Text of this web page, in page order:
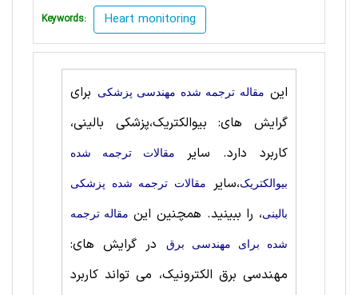
Keywords: Heart monitoring
این مقاله ترجمه شده مهندسی پزشکی
برای
گرایش های: بیوالکتریک،پزشکی بالینی،
کاربرد دارد. سایر
مقالات ترجمه شده
بیوالکتریک،سایر مقالات ترجمه شده پزشکی
بالینی، را ببینید. همچنین این مقاله ترجمه
شده برای مهندسی برق
در گرایش های:
مهندسی برق الکترونیک، می تواند کاربرد